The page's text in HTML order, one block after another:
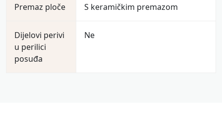
Premaz ploče S keramičkim premazom
Dijelovi perivi
u perilici
posuđa
Ne